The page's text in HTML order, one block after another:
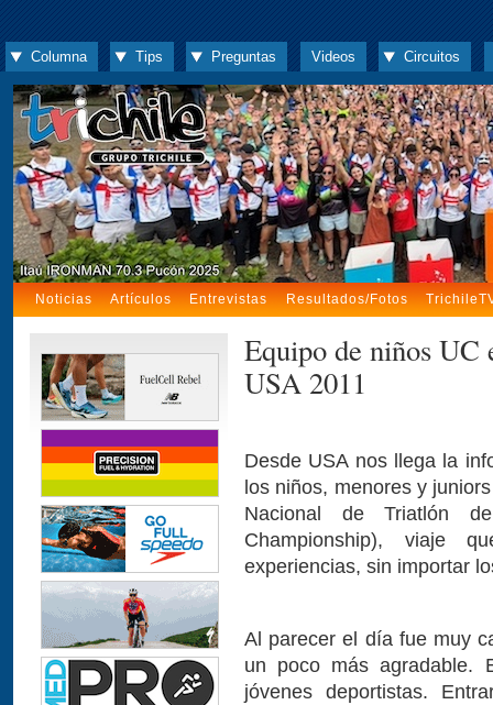
Columna Tips Preguntas Videos Circuitos
Noticias Artículos Entrevistas Resultados/Fotos
Equipo de niños
USA 2011
Desde USA nos llega la
los niños, menores y
Nacional de Triatlón
Championship), viaje
experiencias, sin importar
Al parecer el día fue muy
un poco más agradable.
jóvenes deportistas.